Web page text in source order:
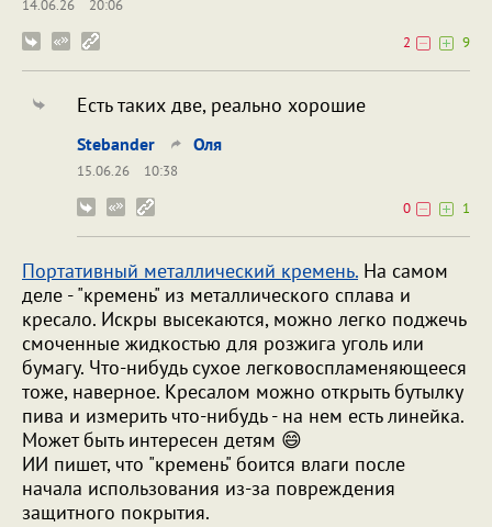
14.06.26
20:06
2
9
Есть таких две, реально хорошие
Stebander Оля
15.06.26
10:38
0
1
Портативный металлический кремень. На самом
деле - "кремень" из металлического сплава и
кресало. Искры высекаются, можно легко поджечь
смоченные жидкостью для розжига уголь или
бумагу. Что-нибудь сухое легковоспламеняющееся
тоже, наверное. Кресалом можно открыть бутылку
пива и измерить что-нибудь - на нем есть линейка.
Может быть интересен детям 😄
ИИ пишет, что "кремень" боится влаги после
начала использования из-за повреждения
защитного покрытия.